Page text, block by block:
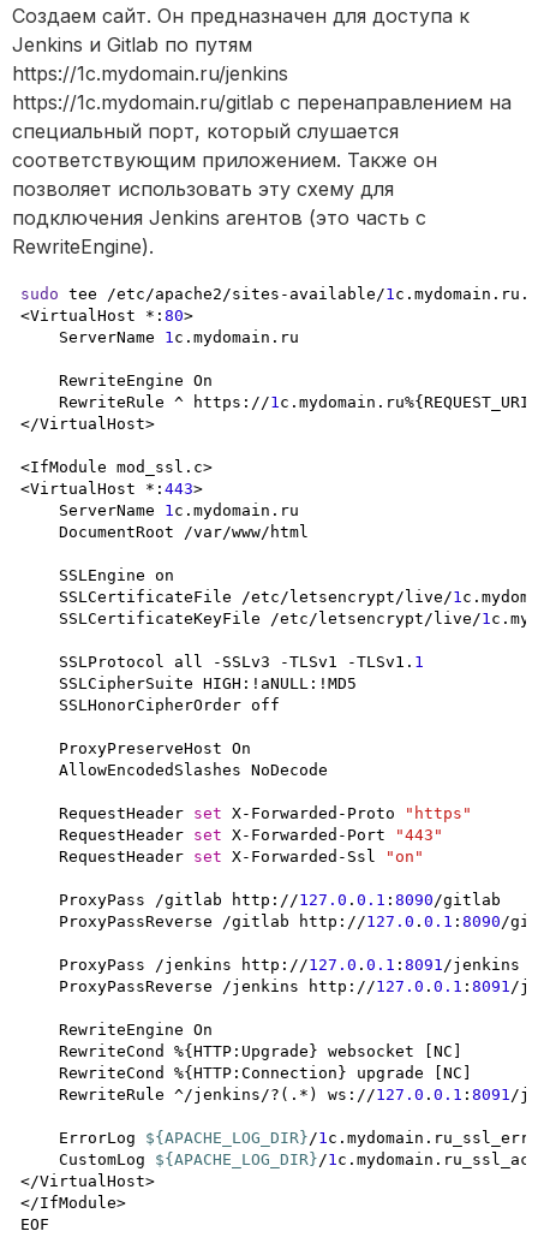
Создаем сайт. Он предназначен для доступа к
Jenkins и Gitlab по путям
https://1c.mydomain.ru/jenkins
https://1c.mydomain.ru/gitlab с перенаправлением на
специальный порт, который слушается
соответствующим приложением. Также он
позволяет использовать эту схему для
подключения Jenkins агентов (это часть с
RewriteEngine).
sudo tee /etc/apache2/sites-available/1
<VirtualHost *: 80>
    ServerName
1 c.mydomain.ru
    RewriteEngine On
    RewriteRule ^ https://
1
</VirtualHost>
<IfModule mod_ssl.c>
<VirtualHost *: 443>
    ServerName
1 c.mydomain.ru
    DocumentRoot /var/www/html
    SSLEngine on
    SSLCertificateFile /etc/letsencrypt/live/
1
    SSLCertificateKeyFile /etc/letsencrypt/live/
1
    SSLProtocol all -SSLv3 -TLSv1 -TLSv1.
1
    SSLCipherSuite HIGH:!aNULL:!MD5
    SSLHonorCipherOrder off
    ProxyPreserveHost On
    AllowEncodedSlashes NoDecode
    RequestHeader
set X-Forwarded-Proto
"https"
    RequestHeader
set X-Forwarded-Port
"443"
    RequestHeader
set X-Forwarded-Ssl "on"
    ProxyPass /gitlab http://
127.0 . 0.1 : 8090 /gitlab
    ProxyPassReverse /gitlab http://
127.0 . 0.1 : 8090 /
    ProxyPass /jenkins http://
127.0 . 0.1 : 8091 /jenkins
    ProxyPassReverse /jenkins http://
127.0 . 0.1 : 8091 /
    RewriteEngine On
    RewriteCond %{HTTP:Upgrade} websocket [NC]
    RewriteCond %{HTTP:Connection} upgrade [NC]
    RewriteRule ^/jenkins/?(.*) ws://
127.0 . 0.1 : 8091 /
    ErrorLog
${APACHE_LOG_DIR} /1
    CustomLog
${APACHE_LOG_DIR} /1
</VirtualHost>
</IfModule>
EOF